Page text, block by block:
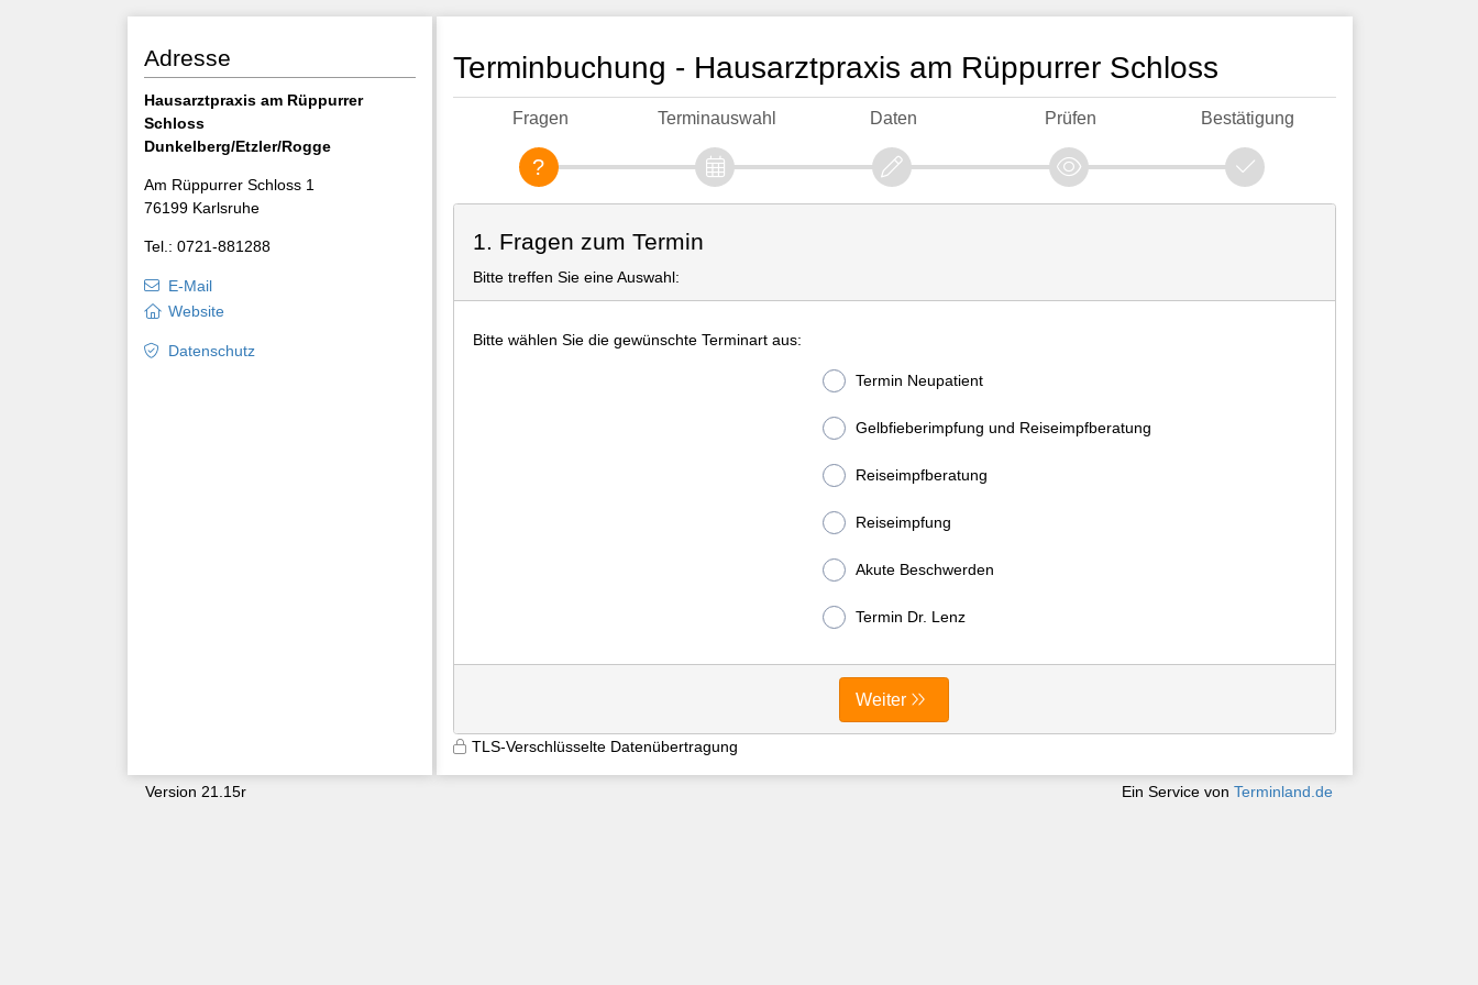
Terminbuchung - Hausarztpraxis am Rüppurrer Schloss
Fragen Terminauswahl Daten Prüfen Bestätigung
1. Fragen zum Termin
Bitte treffen Sie eine Auswahl:
Bitte wählen Sie die gewünschte Terminart aus:
Termin Neupatient
Gelbfieberimpfung und Reiseimpfberatung
Reiseimpfberatung
Reiseimpfung
Akute Beschwerden
Termin Dr. Lenz
Weiter
TLS-Verschlüsselte Datenübertragung
Adresse
Hausarztpraxis am Rüppurrer
Schloss
Dunkelberg/Etzler/Rogge
Am Rüppurrer Schloss 1
76199 Karlsruhe
Tel.: 0721-881288
E-Mail
Website
Datenschutz
Version 21.15r Ein Service von Terminland.de